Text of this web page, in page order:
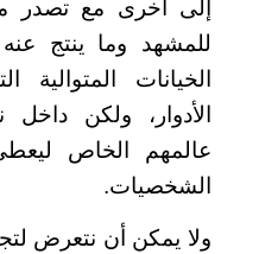
إلى أخرى مع تصدر
للمشهد وما ينتج
الخيانات المتوالية
الأدوار، ولكن
عالمهم الخاص
الشخصيات.
ولا يمكن أن نتعرض